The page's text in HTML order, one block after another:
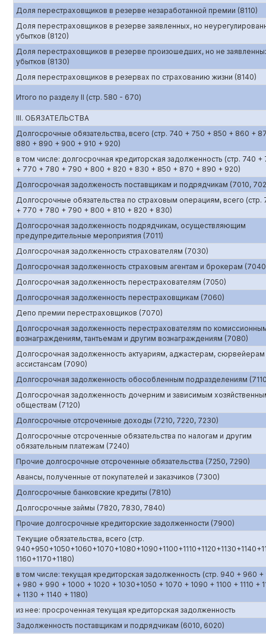
Доля перестраховщиков в резерве незаработанной премии (8110)
Доля перестраховщиков в резерве заявленных, но
убытков (8120)
Доля перестраховщиков в резерве произошедших, но не
убытков (8130)
Доля перестраховщиков в резервах по страхованию жизни (8140)
Итого по разделу II (стр. 580 - 670)
III. ОБЯЗАТЕЛЬСТВА
Долгосрочные обязательства, всего (стр. 740 + 750 + 850 + 860 +
880 + 890 + 900 + 910 + 920)
в том числе: долгосрочная кредиторская задолженность (стр. 740 +
+ 770 + 780 + 790 + 800 + 820 + 830 + 850 + 870 + 890 + 920)
Долгосрочная задолженость поставщикам и подрядчикам (7010,
Долгосрочные обязательства по страховым операциям, всего (стр.
+ 770 + 780 + 790 + 800 + 810 + 820 + 830)
Долгосрочная задолженность подрядчикам, осуществляющим
предупредительные мероприятия (7011)
Долгосрочная задолженность страхователям (7030)
Долгосрочная задолженность страховым агентам и брокерам
Долгосрочная задолженность перестрахователям (7050)
Долгосрочная задолженность перестраховщикам (7060)
Депо премии перестраховщиков (7070)
Долгосрочная задолженность перестрахователям по
вознаграждениям, тантьемам и другим вознаграждениям (7080)
Долгосрочная задолженность актуариям, аджастерам, сюрвейерам
ассистансам (7090)
Долгосрочная задолженность обособленным подразделениям
Долгосрочная задолженность дочерним и зависимым
обществам (7120)
Долгосрочные отсроченные доходы (7210, 7220, 7230)
Долгосрочные отсроченные обязательства по налогам и другим
обязательным платежам (7240)
Прочие долгосрочные отсроченные обязательства (7250, 7290)
Авансы, полученные от покупателей и заказчиков (7300)
Долгосрочные банковские кредиты (7810)
Долгосрочные займы (7820, 7830, 7840)
Прочие долгосрочные кредиторские задолженности (7900)
Текущие обязательства, всего (стр.
1160+1170+1180)
в том числе: текущая кредиторская задолженность (стр. 940 + 960
+ 980 + 990 + 1000 + 1020 + 1030+1050 + 1070 + 1090 + 1100 + 1110 +
+ 1130 + 1140 + 1180)
из нее: просроченная текущая кредиторская задолженность
Задолженность поставщикам и подрядчикам (6010, 6020)